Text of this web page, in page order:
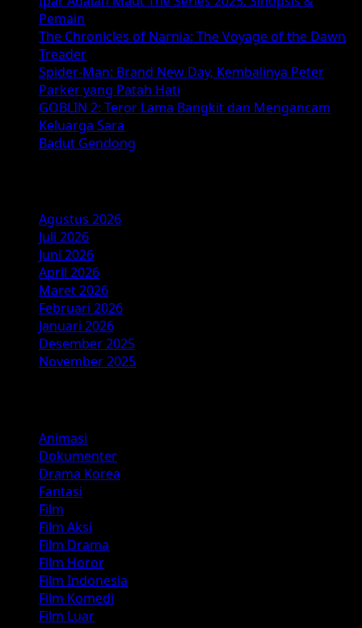
Film
Akan
Baik
Saja
(2026)
Pemain
The Chronicles of Narnia: The Voyage of the Dawn
Treader
Spider-Man: Brand New Day, Kembalinya Peter
Parker yang Patah Hati
GOBLIN 2: Teror Lama Bangkit dan Mengancam
Keluarga Sara
Badut Gendong
Agustus 2026
Juli 2026
Juni 2026
April 2026
Maret 2026
Februari 2026
Januari 2026
Desember 2025
November 2025
Animasi
Dokumenter
Drama Korea
Fantasi
Film
Film Aksi
Film Drama
Film Horor
Film Indonesia
Film Komedi
Film Luar